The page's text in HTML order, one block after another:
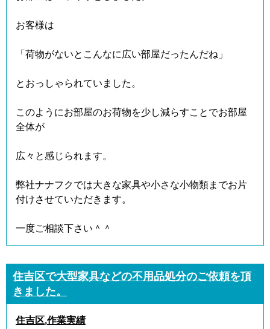
お客様は
「荷物がないとこんなに広い部屋だったんだね」
とおっしゃられていました。
このようにお部屋のお荷物を少し減らすことでお部屋
全体が
広々と感じられます。
弊社ナナフクでは大きな家具や小さな小物類までお片
付けさせていただきます。
一度ご相談下さい＾＾
住吉区で大型家具などの不用品処分のご依頼を頂
きました。
住吉区,作業実績